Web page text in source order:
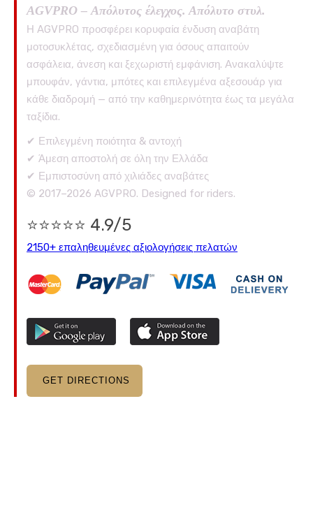
AGVPRO – Απόλυτος έλεγχος. Απόλυτο στυλ.
Η AGVPRO προσφέρει κορυφαία ένδυση αναβάτη
μοτοσυκλέτας, σχεδιασμένη για όσους απαιτούν
ασφάλεια, άνεση και ξεχωριστή εμφάνιση. Ανακαλύψτε
μπουφάν, γάντια, μπότες και επιλεγμένα αξεσουάρ για
κάθε διαδρομή — από την καθημερινότητα έως τα μεγάλα
ταξίδια.
✔ Επιλεγμένη ποιότητα & αντοχή
✔ Άμεση αποστολή σε όλη την Ελλάδα
✔ Εμπιστοσύνη από χιλιάδες αναβάτες
© 2017–2026 AGVPRO. Designed for riders.
⭐⭐⭐⭐⭐ 4.9/5
2150+ επαληθευμένες αξιολογήσεις πελατών
GET DIRECTIONS